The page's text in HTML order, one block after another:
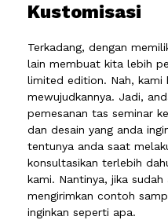
Kustomisasi
Terkadang, dengan
lain membuat kita lebih
limited edition. Nah, kami
mewujudkannya. Jadi,
pemesanan tas seminar
dan desain yang anda
tentunya anda saat
konsultasikan terlebih
kami. Nantinya, jika
mengirimkan contoh
inginkan seperti apa.